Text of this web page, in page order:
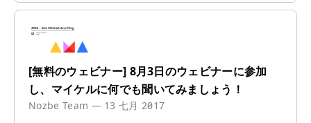
[無料のウェビナー] 8月3日のウェビナーに参加
し、マイケルに何でも聞いてみましょう！
Nozbe Team — 13 七月 2017